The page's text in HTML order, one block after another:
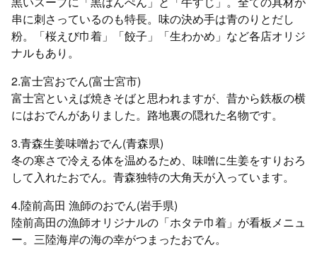
串に刺さっているのも特長。味の決め手は青のりとだし
粉。「桜えび巾着」「餃子」「生わかめ」など各店オリジ
ナルもあり。
2.富士宮おでん(富士宮市)
富士宮といえば焼きそばと思われますが、昔から鉄板の横
にはおでんがありました。路地裏の隠れた名物です。
3.青森生姜味噌おでん(青森県)
冬の寒さで冷える体を温めるため、味噌に生姜をすりおろ
して入れたおでん。青森独特の大角天が入っています。
4.陸前高田 漁師のおでん(岩手県)
陸前高田の漁師オリジナルの「ホタテ巾着」が看板メニュ
ー。三陸海岸の海の幸がつまったおでん。